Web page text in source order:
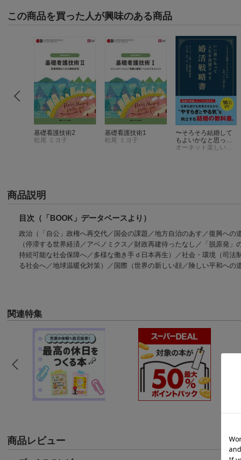
この商品を買った人が興味のある商品
基礎看護技術2
松尾 ミヨ子
基礎看護技術1
松尾 ミヨ子
〜そろそろ結婚して
もよいかなと思った
ら読む本〜 いい男に
商品説明
目次（「BOOK」データベースより）
政治（「自公」政権へ再交代／国会の課題／地方自治のあす／復興へ
（停滞する世界経済／アベノミクス／財政再建待ったなし／「脱原発
持続可能な社会保障へ／多様な働き手ｄ日本再生）／社会・環境（司
る社会へ／地球温暖化対策）／国際（世界の新しい顔／険しい平和への
関連特集
商品レビュー